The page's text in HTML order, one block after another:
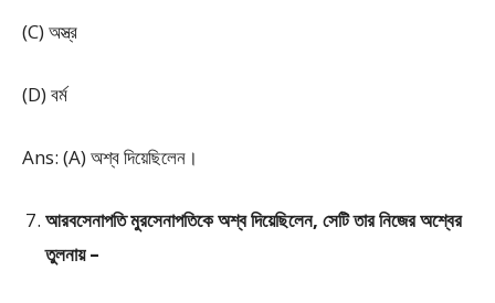
(C) অস্ত্র
(D) বর্ম
Ans: (A) অশ্ব দিয়েছিলেন।
আরবসেনাপতি মুরসেনাপতিকে অশ্ব দিয়েছিলেন, সেটি তার নিজের অশ্বের
তুলনায় –